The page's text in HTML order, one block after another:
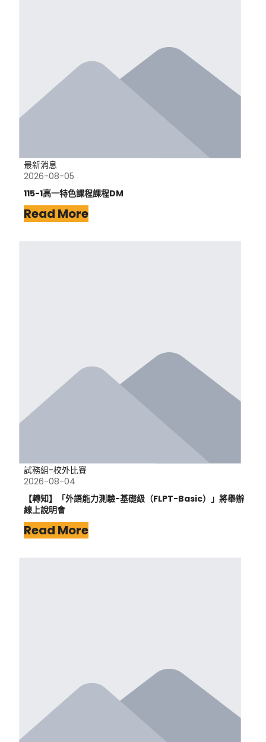
最新消息
2026-08-05
115-1高一特色課程課程DM
Read More
試務組-校外比賽
2026-08-04
【轉知】「外語能力測驗-基礎級（FLPT-Basic）」將舉辦
線上說明會
Read More